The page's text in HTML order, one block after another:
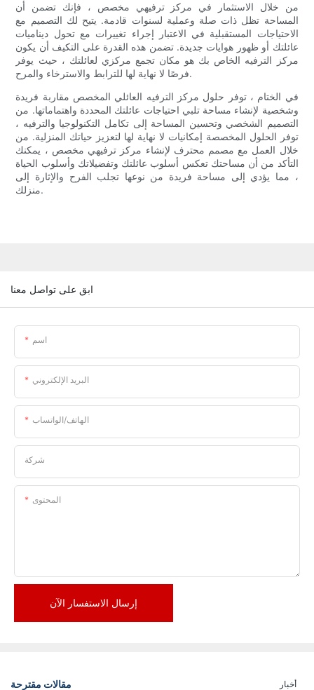
من خلال الاستثمار في مركز ترفيهي مخصص ، فإنك تضمن أن
المساحة تظل ذات صلة وعملية لسنوات قادمة. يتيح لك التصميم مع
الاحتياجات المستقبلية في الاعتبار إجراء تغييرات مع تحول ديناميات
عائلتك أو ظهور هوايات جديدة. تضمن هذه القدرة على التكيف أن يكون
مركز الترفيه الخاص بك هو مكان تجمع مركزي لعائلتك ، حيث يوفر
فرصًا لا نهاية لها للترابط والاسترخاء والمرح.
في الختام ، توفر حلول مركز الترفيه العائلي المخصص مقاربة فريدة
وشخصية لإنشاء مساحة تلبي احتياجات عائلتك المحددة واهتماماتها. من
التصميم الشخصي وتحسين المساحة إلى تكامل التكنولوجيا والترفيه ،
توفر الحلول المخصصة إمكانيات لا نهاية لها لتعزيز حياتك المنزلية. من
خلال العمل مع مصمم محترف لإنشاء مركز ترفيهي مخصص ، يمكنك
التأكد من أن مساحتك تعكس أسلوب عائلتك وتفضيلاتك وأسلوب الحياة
، مما يؤدي إلى مساحة فريدة من نوعها تجلب الفرح والإثارة إلى
منزلك.
ابق على تواصل معنا
اسم
البريد الإلكتروني
الهاتف/الواتساب
شركة
المحتوى
إرسال الاستفسار الآن
مقالات مقترحة أخبار